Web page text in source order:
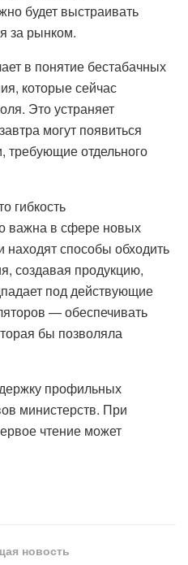
будет выстраивать
за рынком.
в понятие бестабачных
которые сейчас
Это устраняет
могут появиться
отдельного
гибкость
важна в сфере новых
находят способы обходить
создавая продукцию,
под действующие
— обеспечивать
бы позволяла
профильных
министерств. При
чтение может
новость